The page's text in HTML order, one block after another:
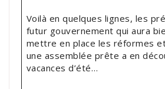
Voilà en quelques lignes, les
futur gouvernement qui aura
mettre en place les réformes
une assemblée prête a en
vacances d’été…